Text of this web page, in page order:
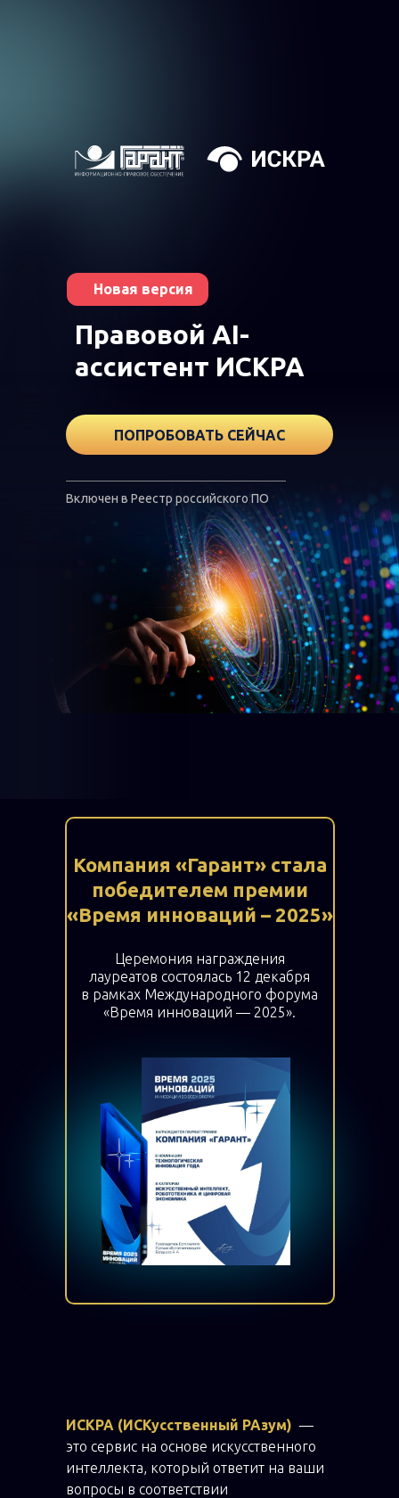
ПОПРОБОВАТЬ СЕЙЧАС
Правовой AI-
ассистент ИСКРА
Новая версия
Включен в Реестр российского ПО
Компания «Гарант» стала
победителем премии
«Время инноваций – 2025»
Церемония награждения
лауреатов состоялась 12 декабря
в рамках Международного форума
«Время инноваций — 2025».
ИСКРА (ИСКусственный РАзум) —
это сервис на основе искусственного
интеллекта, который ответит на ваши
вопросы в соответствии